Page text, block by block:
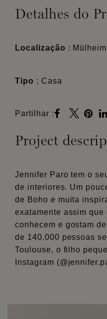
Detalhes do
Localização :
Tipo : Casa
Partilhar :
Project
Jennifer Paro tem o
de interiores. Um
de Boho e muita
exatamente assim
conhecem e gostam
de 140.000 pessoas
Toulouse, o filho
Instagram